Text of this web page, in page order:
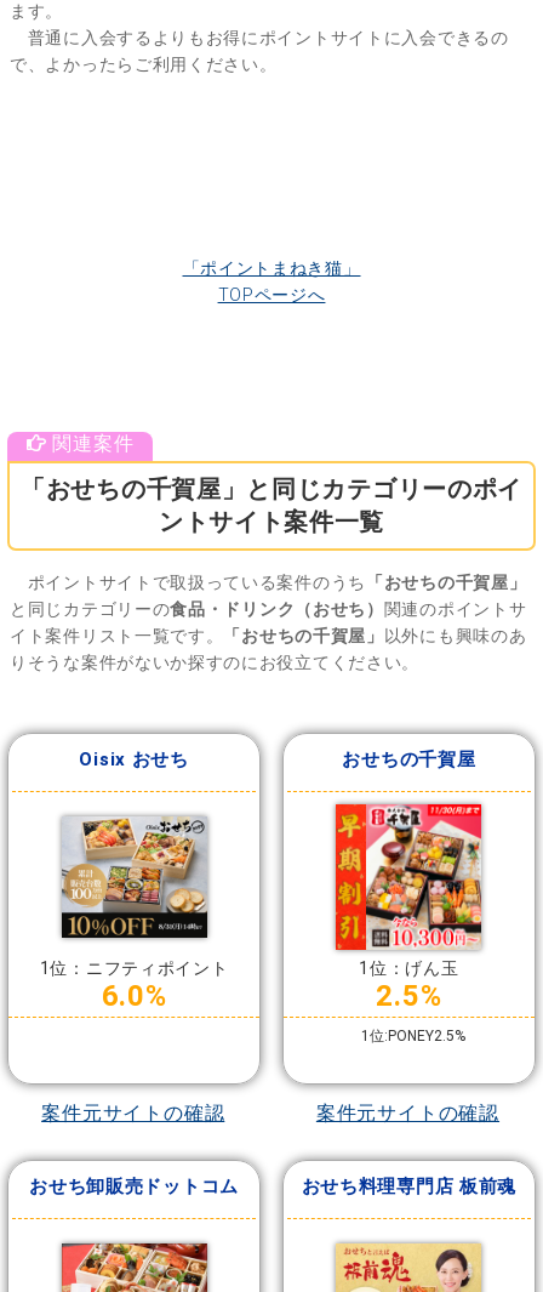
ます。
普通に入会するよりもお得にポイントサイトに入会できるの
で、よかったらご利用ください。
「ポイントまねき猫」
TOPページへ
「おせちの千賀屋」と同じカテゴリーのポイ
ントサイト案件一覧
ポイントサイトで取扱っている案件のうち
「おせちの千賀屋」
と同じカテゴリーの食品・ドリンク（おせち） 関連のポイントサ
イト案件リスト一覧です。
「おせちの千賀屋」
以外にも興味のあ
りそうな案件がないか探すのにお役立てください。
Oisix おせち
1位：ニフティポイント
6.0%
案件元サイトの確認
おせちの千賀屋
1位：げん玉
2.5%
1位:PONEY2.5%
案件元サイトの確認
おせち卸販売ドットコム おせち料理専門店 板前魂